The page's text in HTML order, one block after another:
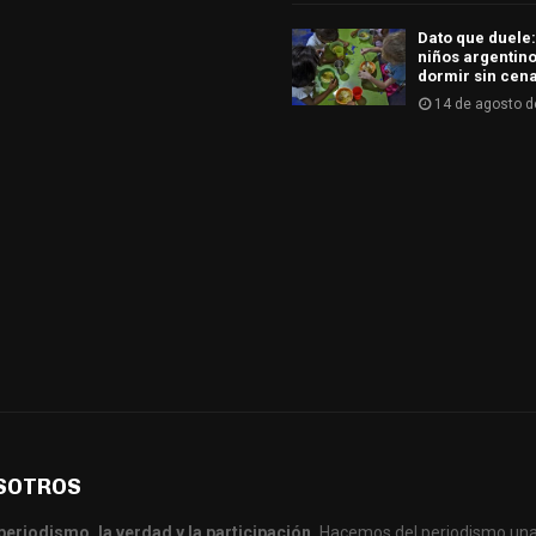
Dato que
niños
dormir sin
14 de agosto